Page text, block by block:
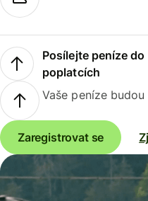
Posílejte peníze
poplatcích
Vaše peníze
Zaregistrovat se